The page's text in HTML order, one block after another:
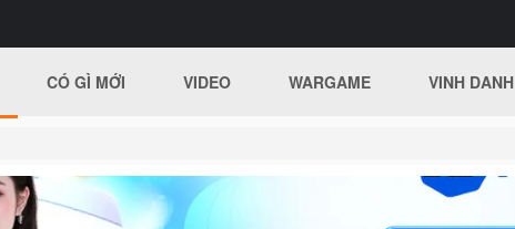
CÓ GÌ MỚI VIDEO WARGAME VINH DANH